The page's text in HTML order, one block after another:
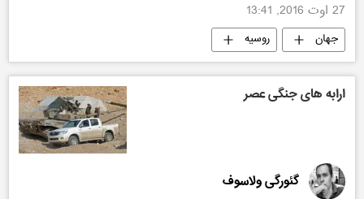
27 اوت 2016, 13:41
جهان روسیه
ارابه های جنگی عصر
گئورگی ولاسوف